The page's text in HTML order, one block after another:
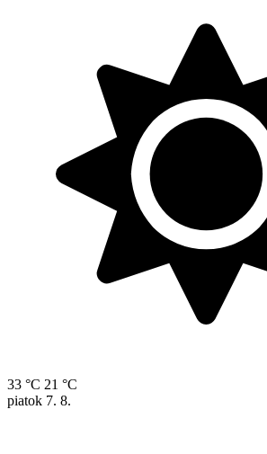
33 °C 21 °C
piatok 7. 8.